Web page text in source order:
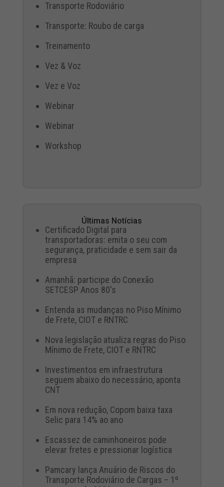
Transporte Rodoviário
Transporte: Roubo de carga
Treinamento
Vez & Voz
Vez e Voz
Webinar
Webinar
Workshop
Últimas Notícias
Certificado Digital para
transportadoras: emita o seu com
segurança, praticidade e sem sair da
empresa
Amanhã: participe do Conexão
SETCESP Anos 80's
Entenda as mudanças no Piso Mínimo
de Frete, CIOT e RNTRC
Nova legislação atualiza regras do Piso
Mínimo de Frete, CIOT e RNTRC
Investimentos em infraestrutura
seguem abaixo do necessário, aponta
CNT
Em nova redução, Copom baixa taxa
Selic para 14% ao ano
Escassez de caminhoneiros pode
elevar fretes e pressionar logística
Pamcary lança Anuário de Riscos do
Transporte Rodoviário de Cargas – 1º